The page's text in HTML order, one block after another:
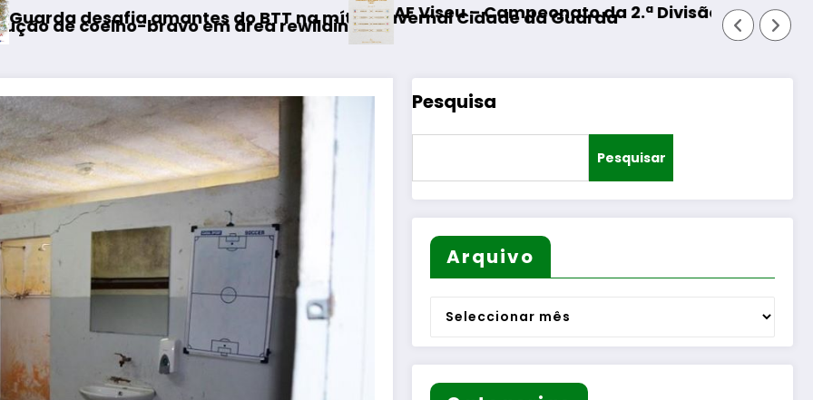
área rewilding
do BTT na mítica Invernal Cidade da Guarda
AF Viseu – Campeonato da 2.ª Divisão Distrital – ISOJOFER sorteado
Fornos de Algodres –
Pesquisa
Pesquisar
Arquivo
Arquivo